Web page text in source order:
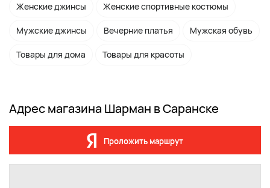
Женские джинсы Женские спортивные костюмы
Мужские джинсы Вечерние платья Мужская обувь
Товары для дома Товары для красоты
Адрес магазина Шарман в Саранске
Проложить маршрут